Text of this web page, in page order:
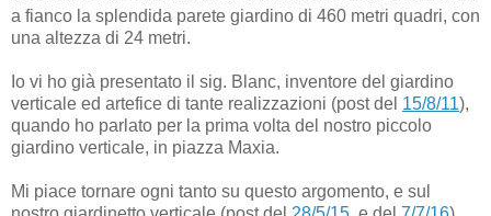
a fianco la splendida parete giardino di 460 metri quadri, con
una altezza di 24 metri.
Io vi ho già presentato il sig. Blanc, inventore del giardino
verticale ed artefice di tante realizzazioni (post del 15/8/11),
quando ho parlato per la prima volta del nostro piccolo
giardino verticale, in piazza Maxia.
Mi piace tornare ogni tanto su questo argomento, e sul